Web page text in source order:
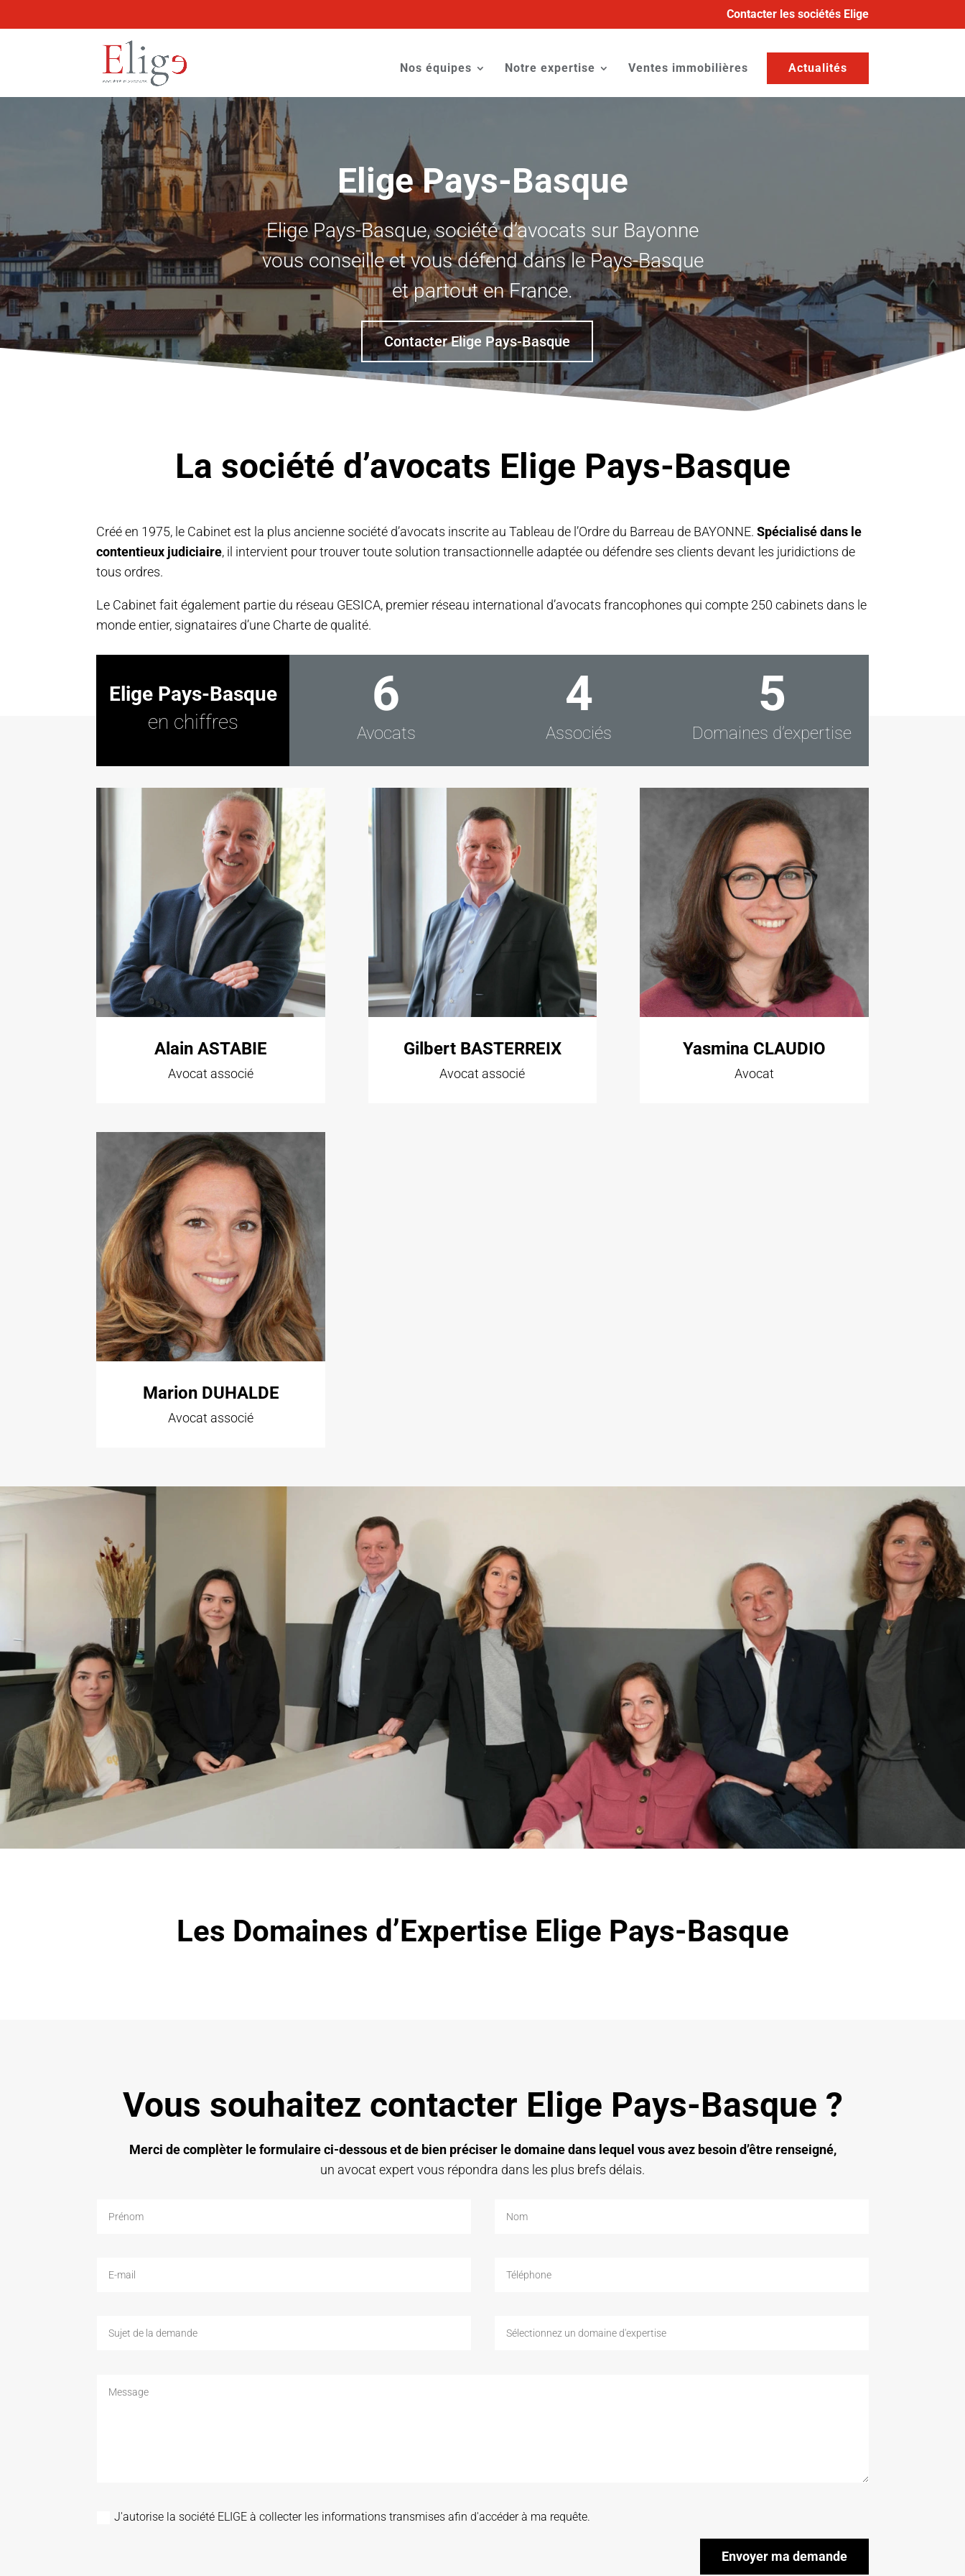
Contacter les sociétés Elige
Nos équipes Notre expertise Ventes immobilières Actualités
Elige Pays-Basque
Elige Pays-Basque, société d’avocats sur Bayonne
vous conseille et vous défend dans le Pays-Basque
et partout en France.
Contacter Elige Pays-Basque
La société d’avocats Elige Pays-Basque
Créé en 1975, le Cabinet est la plus ancienne société d’avocats inscrite au Tableau de l’Ordre du Barreau de BAYONNE.Spécialisé dans le
contentieux judiciaire, il intervient pour trouver toute solution transactionnelle adaptée ou défendre ses clients devant les juridictions de
tous ordres.
Le Cabinet fait également partie du réseau GESICA, premier réseau international d’avocats francophones qui compte 250 cabinets dans le
monde entier, signataires d’une Charte de qualité.
Elige Pays-Basque
en chiffres
6
Avocats
4
Associés
5
Domaines d’expertise
Alain ASTABIE
Avocat associé
Gilbert BASTERREIX
Avocat associé
Yasmina CLAUDIO
Avocat
Marion DUHALDE
Avocat associé
Les Domaines d’Expertise Elige Pays-Basque
Vous souhaitez contacter Elige Pays-Basque ?
Merci de complèter le formulaire ci-dessous et de bien préciser le domaine dans lequel vous avez besoin d’être renseigné,
un avocat expert vous répondra dans les plus brefs délais.
J'autorise la société ELIGE à collecter les informations transmises afin d'accéder à ma requête.
Envoyer ma demande